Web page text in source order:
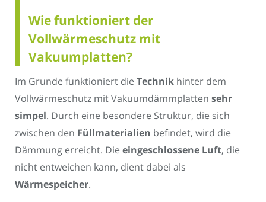
Wie funktioniert der
Vollwärmeschutz mit
Vakuumplatten?
Im Grunde funktioniert die Technik hinter dem
Vollwärmeschutz mit Vakuumdämmplatten sehr
simpel. Durch eine besondere Struktur, die sich
zwischen den Füllmaterialien befindet, wird die
Dämmung erreicht. Die eingeschlossene Luft, die
nicht entweichen kann, dient dabei als
Wärmespeicher.